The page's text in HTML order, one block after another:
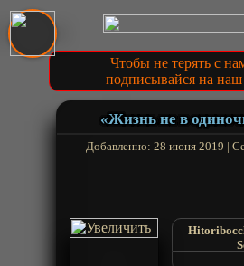
Чтобы не терять с
подписывайся на наш
«Жизнь не в
Добавленно: 28 июня 2019 |